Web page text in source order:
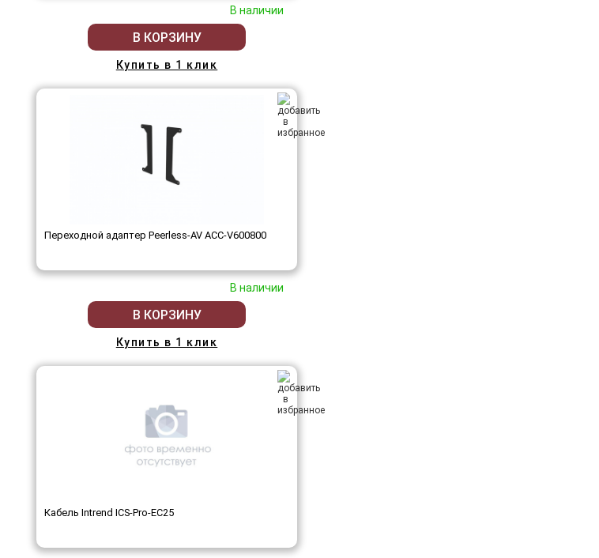
В наличии
В КОРЗИНУ
Купить в 1 клик
Переходной адаптер Peerless-AV ACC-V600800
В наличии
В КОРЗИНУ
Купить в 1 клик
Кабель Intrend ICS-Pro-EC25